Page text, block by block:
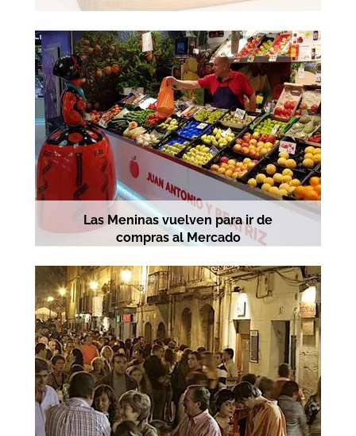
Las Meninas vuelven para ir de
compras al Mercado